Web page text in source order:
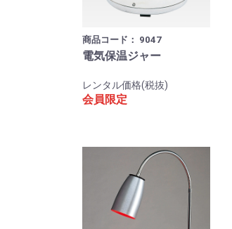
商品コード： 9047
電気保温ジャー
レンタル価格(税抜)
会員限定